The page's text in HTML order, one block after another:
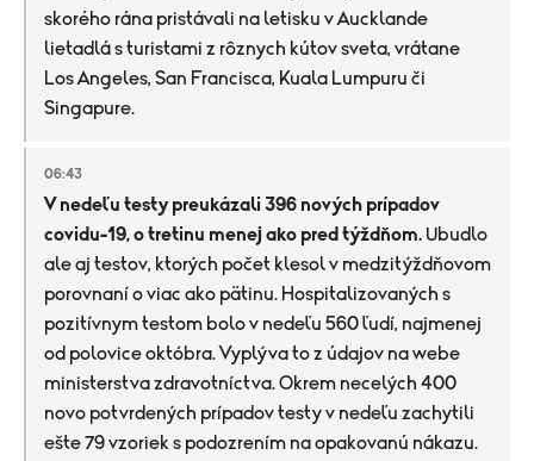
skorého rána pristávali na letisku v Aucklande
lietadlá s turistami z rôznych kútov sveta, vrátane
Los Angeles, San Francisca, Kuala Lumpuru či
Singapure.
06:43
V nedeľu testy preukázali 396 nových prípadov
covidu-19, o tretinu menej ako pred týždňom. Ubudlo
ale aj testov, ktorých počet klesol v medzitýždňovom
porovnaní o viac ako pätinu. Hospitalizovaných s
pozitívnym testom bolo v nedeľu 560 ľudí, najmenej
od polovice októbra. Vyplýva to z údajov na webe
ministerstva zdravotníctva. Okrem necelých 400
novo potvrdených prípadov testy v nedeľu zachytili
ešte 79 vzoriek s podozrením na opakovanú nákazu.